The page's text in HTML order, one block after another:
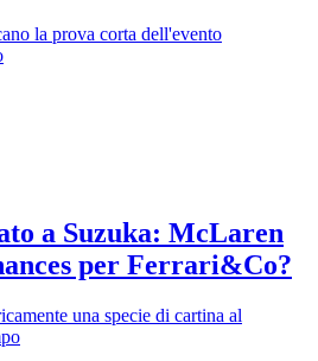
la prova corta dell'evento
a Suzuka: McLaren
per Ferrari&Co?
una specie di cartina al